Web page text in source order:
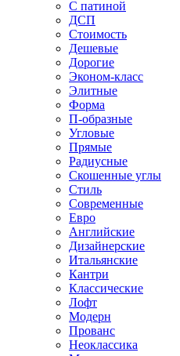
С патиной
ДСП
Стоимость
Дешевые
Дорогие
Эконом-класс
Элитные
Форма
П-образные
Угловые
Прямые
Радиусные
Скошенные углы
Стиль
Современные
Евро
Английские
Дизайнерские
Итальянские
Кантри
Классические
Лофт
Модерн
Прованс
Неоклассика